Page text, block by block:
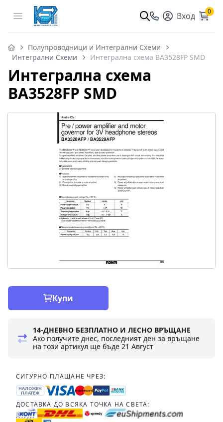
Open menu Вход 0
Полупроводници и Интегрални Схеми
Интегрални Схеми
Интегрална схема BA3528FP SMD
Интегрална схема
BA3528FP SMD
Купи
14-ДНЕВНО БЕЗПЛАТНО И ЛЕСНО ВРЪЩАНЕ
Ако получите днес, последният ден за връщане
на този артикул ще бъде21 Август
СИГУРНО ПЛАЩАНЕ ЧРЕЗ:
НАЛОЖЕН
ПЛАТЕЖ
ДОСТАВКА ДО ВСЯКА ТОЧКА НА СВЕТА: